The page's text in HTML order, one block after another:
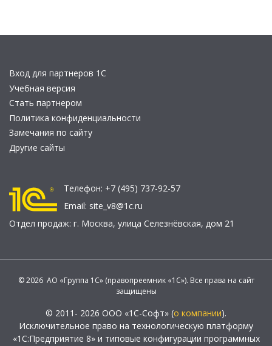
Вход для партнеров 1С
Учебная версия
Стать партнером
Политика конфиденциальности
Замечания по сайту
Другие сайты
Телефон: +7 (495) 737-92-57
Email: site_v8@1c.ru
Отдел продаж: г. Москва, улица Селезнёвская, дом 21
© 2026 АО «Группа 1С» (правопреемник «1С»). Все права на сайт
защищены
© 2011- 2026 ООО «1С-Софт» (о компании).
Исключительное право на технологическую платформу
«1С:Предприятие 8» и типовые конфигурации программных